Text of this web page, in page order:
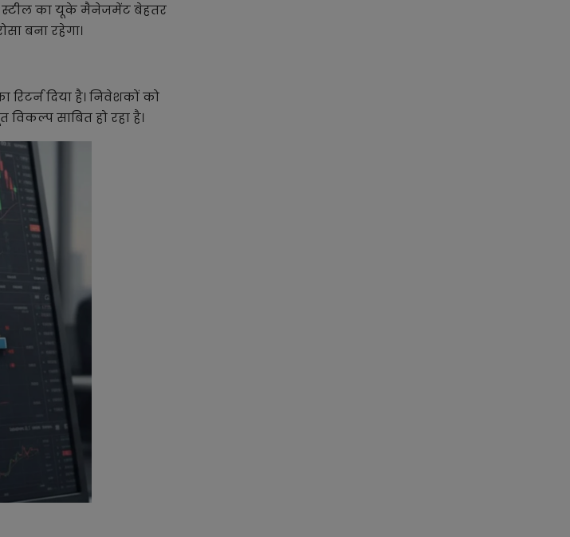
स्टील का यूके मैनेजमेंट बेहतर
बना रहेगा।
रिटर्न दिया है। निवेशकों को
साबित हो रहा है।